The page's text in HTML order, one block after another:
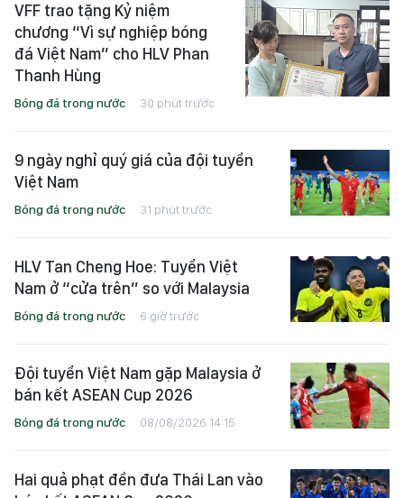
VFF trao tặng Kỷ niệm
chương “Vì sự nghiệp bóng
đá Việt Nam” cho HLV Phan
Thanh Hùng
Bóng đá trong nước 30 phút trước
9 ngày nghỉ quý giá của đội tuyển
Việt Nam
Bóng đá trong nước 31 phút trước
HLV Tan Cheng Hoe: Tuyển Việt
Nam ở “cửa trên” so với Malaysia
Bóng đá trong nước 6 giờ trước
Đội tuyển Việt Nam gặp Malaysia ở
bán kết ASEAN Cup 2026
Bóng đá trong nước 08/08/2026 14:15
Hai quả phạt đền đưa Thái Lan vào